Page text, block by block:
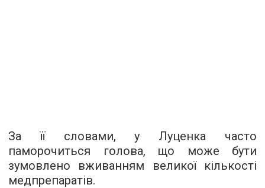
За її словами, у Луценка часто
паморочиться голова, що може бути
зумовлено вживанням великої кількості
медпрепаратів.